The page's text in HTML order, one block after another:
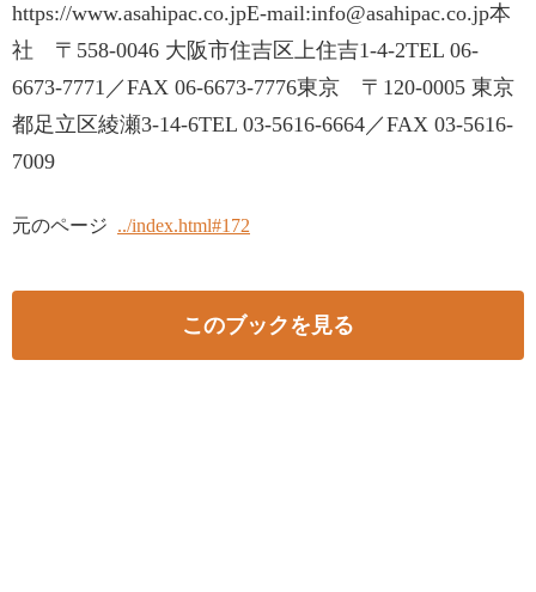
https://www.asahipac.co.jpE-mail:info@asahipac.co.jp本
社 〒558‐0046 大阪市住吉区上住吉1‐4‐2TEL 06‐
6673‐7771／FAX 06‐6673‐7776東京 〒120‐0005 東京
都足立区綾瀬3‐14‐6TEL 03‐5616‐6664／FAX 03‐5616‐
7009
元のページ ../index.html#172
このブックを見る